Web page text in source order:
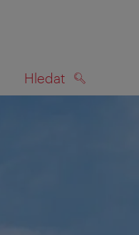
Hledat